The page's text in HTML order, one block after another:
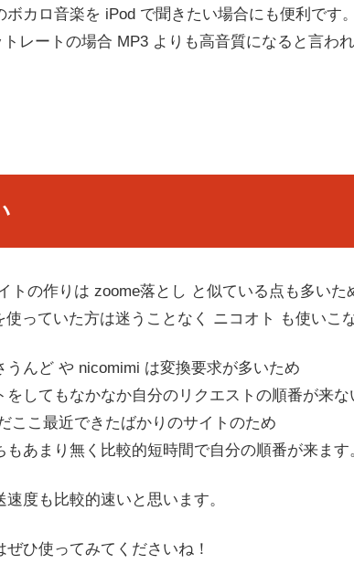
カロ音楽を iPod で聞きたい場合にも便利です。
トレートの場合 MP3 よりも高音質になると言われ
トの作りは zoome落とし と似ている点も多いた
使っていた方は迷うことなく ニコオト も使いこ
んど や nicomimi は変換要求が多いため
をしてもなかなか自分のリクエストの順番が来な
ここ最近できたばかりのサイトのため
もあまり無く比較的短時間で自分の順番が来ます
度も比較的速いと思います。
ひ使ってみてくださいね！